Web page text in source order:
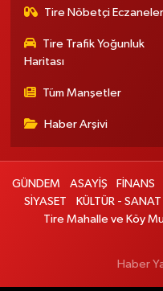
Tire Nöbetçi Eczaneler
Tire Trafik Yoğunluk
Haritası
Tüm Manşetler
Haber Arşivi
GÜNDEM ASAYİŞ FİNANS
SİYASET
KÜLTÜR - SANAT
Tire Mahalle ve Köy
Haber